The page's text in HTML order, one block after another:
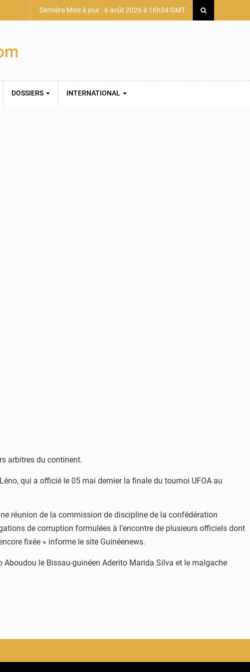
Dernière Mise à jour : 6 août 2026 à 16h34 GMT
DOSSIERS INTERNATIONAL
arbitres du continent.
qui a officié le 05 mai dernier la finale du tournoi UFOA au
réunion de la commission de discipline de la confédération
de corruption formulées à l’encontre de plusieurs officiels dont
fixée » informe le site Guinéenews.
le Bissau-guinéen Aderito Marida Silva et le malgache